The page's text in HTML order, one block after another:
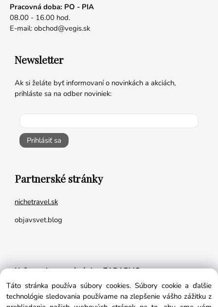
Pracovná doba: PO - PIA
08.00 - 16.00 hod.
E-mail: obchod@vegis.sk
Newsletter
Ak si želáte byť informovaní o novinkách a akciách,
prihláste sa na odber noviniek:
Prihlásiť sa
Partnerské stránky
nichetravel.sk
objavsvet.blog
Naše appky pre vás úplne ZADARMO:
Tréningový plán na mieru
Táto stránka používa súbory cookies. Súbory cookie a ďalšie
technológie sledovania používame na zlepšenie vášho zážitku z